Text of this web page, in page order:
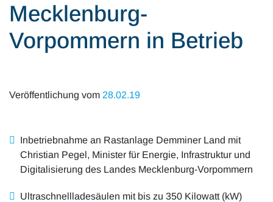
Freizeit & Reisen
Mecklenburg-
Vorpommern in Betrieb
Veröffentlichung vom 28.02.19
Inbetriebnahme an Rastanlage Demminer Land mit
Christian Pegel, Minister für Energie, Infrastruktur und
Digitalisierung des Landes Mecklenburg-Vorpommern
Ultraschnellladesäulen mit bis zu 350 Kilowatt (kW)